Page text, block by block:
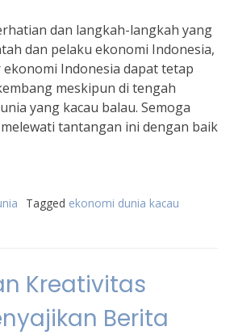
dan langkah-langkah yang
dan pelaku ekonomi Indonesia,
Indonesia dapat tetap
meskipun di tengah
yang kacau balau. Semoga
tantangan ini dengan baik
Tagged ekonomi dunia kacau
Kreativitas
Berita